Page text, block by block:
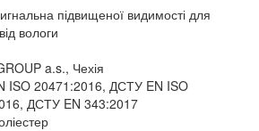
підвищеної видимості для
вологи
a.s., Чехія
ISO 20471:2016, ДСТУ EN ISO
ДСТУ EN 343:2017